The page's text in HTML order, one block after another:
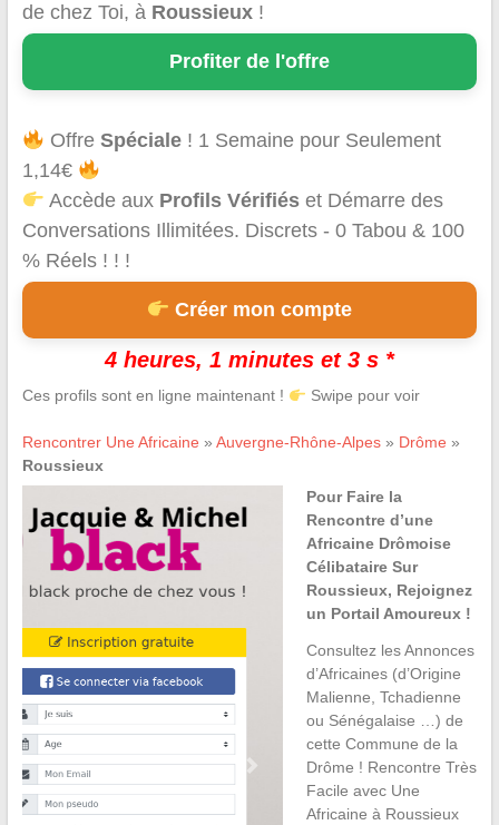
de chez Toi, à Roussieux!
Profiter de l'offre
OffreSpéciale ! 1 Semaine pour Seulement
1,14€
Accède aux Profils Vérifiés et Démarre des
Conversations Illimitées. Discrets - 0 Tabou & 100
% Réels ! ! !
Créer mon compte
4 heures, 1 minutes et 3 s *
Ces profils sont en ligne maintenant ! Swipe pour voir
Rencontrer Une Africaine » Auvergne-Rhône-Alpes» Drôme »
Roussieux
Pour Faire la
Rencontre d’une
Africaine Drômoise
Célibataire Sur
Roussieux, Rejoignez
un Portail Amoureux !
Consultez les Annonces
d’Africaines (d’Origine
Malienne, Tchadienne
ou Sénégalaise …) de
cette Commune de la
Drôme ! Rencontre Très
Facile avec Une
Africaine à Roussieux